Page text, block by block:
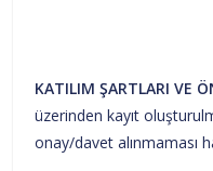
KATILIM ŞARTLARI VE
üzerinden kayıt
onay/davet alınmaması